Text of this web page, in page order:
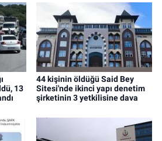
13
44 kişinin öldüğü Said Bey
Sitesi'nde ikinci yapı denetim
şirketinin 3 yetkilisine dava